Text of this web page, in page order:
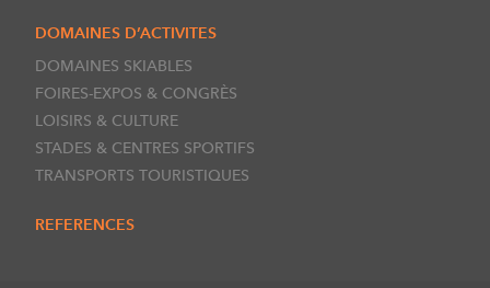
DOMAINES D’ACTIVITES
DOMAINES SKIABLES
FOIRES-EXPOS & CONGRÈS
LOISIRS & CULTURE
STADES & CENTRES SPORTIFS
TRANSPORTS TOURISTIQUES
REFERENCES